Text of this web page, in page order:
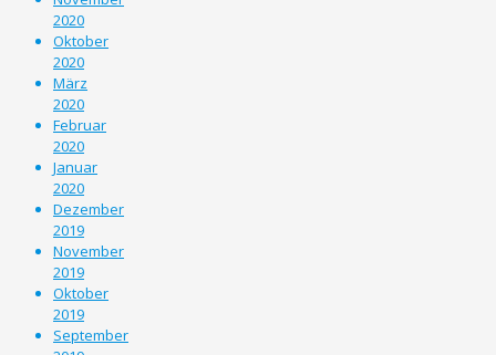
2020
Oktober
2020
März
2020
Februar
2020
Januar
2020
Dezember
2019
November
2019
Oktober
2019
September